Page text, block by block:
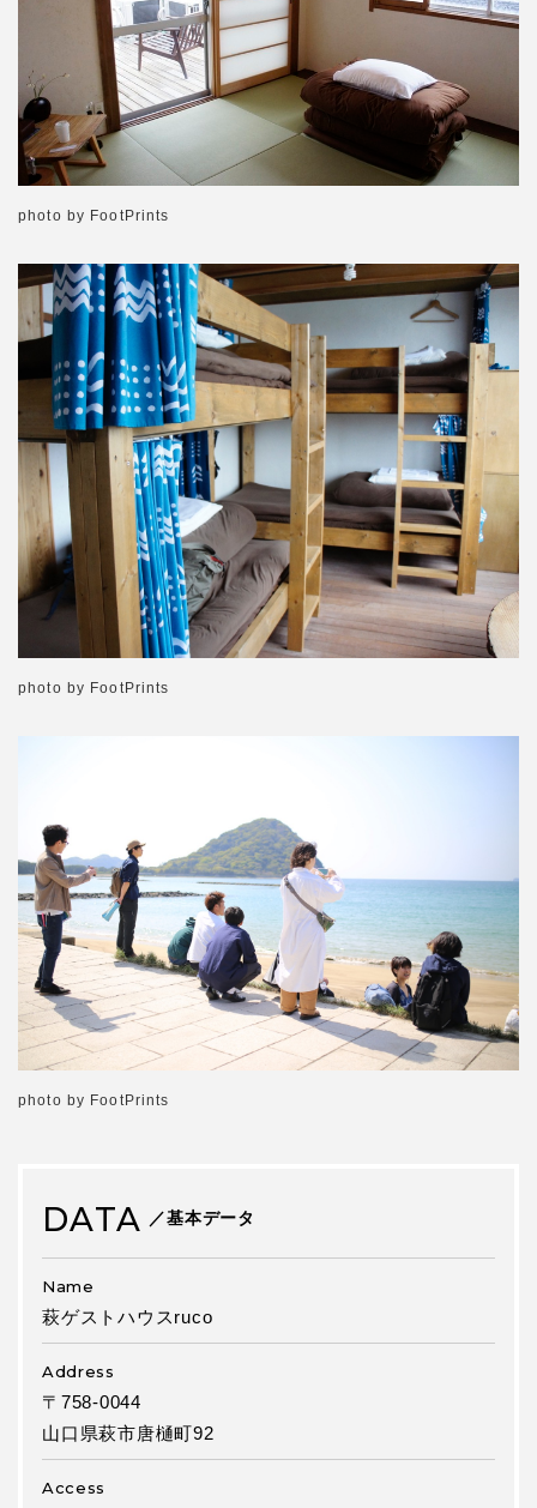
photo by FootPrints
photo by FootPrints
photo by FootPrints
DATA ／基本データ
Name
萩ゲストハウスruco
Address
〒758-0044
山口県萩市唐樋町92
Access